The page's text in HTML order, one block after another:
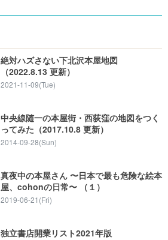
絶対ハズさない下北沢本屋地図
（2022.8.13 更新）
2021-11-09(Tue)
中央線随一の本屋街・西荻窪の地図をつく
ってみた（2017.10.8 更新）
2014-09-28(Sun)
真夜中の本屋さん 〜日本で最も危険な絵本
屋、cohonの日常〜 （１）
2019-06-21(Fri)
独立書店開業リスト2021年版